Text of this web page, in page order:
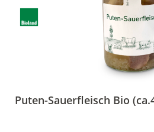
BLa
Puten-Sauerfleisch Bio